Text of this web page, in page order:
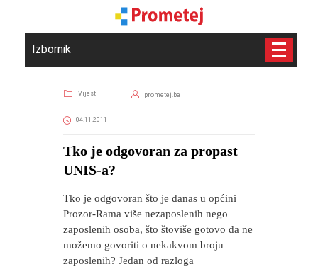
Izbornik
Vijesti prometej.ba
04.11.2011
Tko je odgovoran za propast
UNIS-a?
Tko je odgovoran što je danas u općini
Prozor-Rama više nezaposlenih nego
zaposlenih osoba, što štoviše gotovo da ne
možemo govoriti o nekakvom broju
zaposlenih? Jedan od razloga